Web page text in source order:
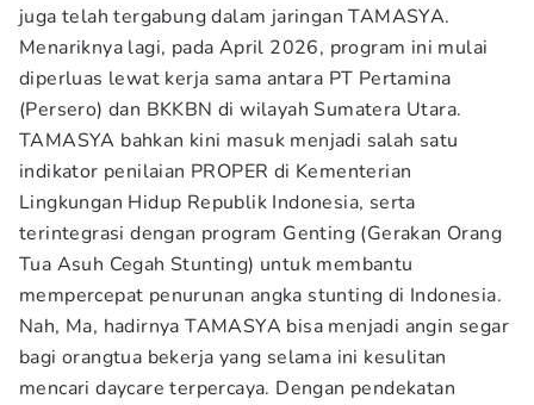
juga telah tergabung dalam jaringan TAMASYA.
Menariknya lagi, pada April 2026, program ini mulai
diperluas lewat kerja sama antara PT Pertamina
(Persero) dan BKKBN di wilayah Sumatera Utara.
TAMASYA bahkan kini masuk menjadi salah satu
indikator penilaian PROPER di Kementerian
Lingkungan Hidup Republik Indonesia, serta
terintegrasi dengan program Genting (Gerakan Orang
Tua Asuh Cegah Stunting) untuk membantu
mempercepat penurunan angka stunting di Indonesia.
Nah, Ma, hadirnya TAMASYA bisa menjadi angin segar
bagi orangtua bekerja yang selama ini kesulitan
mencari daycare terpercaya. Dengan pendekatan